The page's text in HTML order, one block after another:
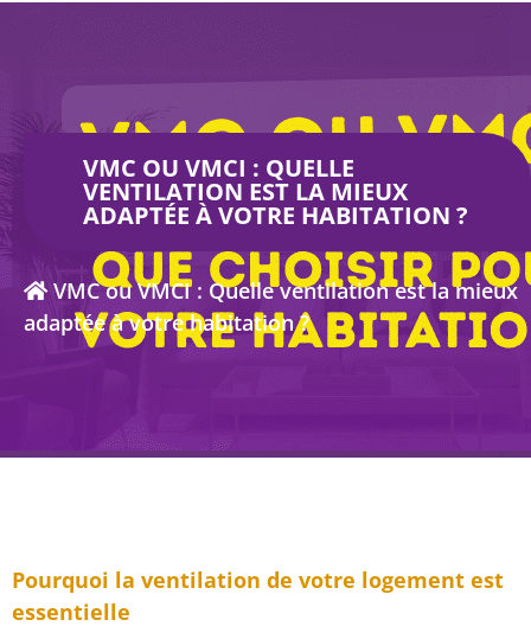
VMC OU VMCI : QUELLE
VENTILATION EST LA MIEUX
ADAPTÉE À VOTRE HABITATION ?
VMC ou VMCI : Quelle ventilation est la mieux
adaptée à votre habitation ?
Pourquoi la ventilation de votre logement est
essentielle